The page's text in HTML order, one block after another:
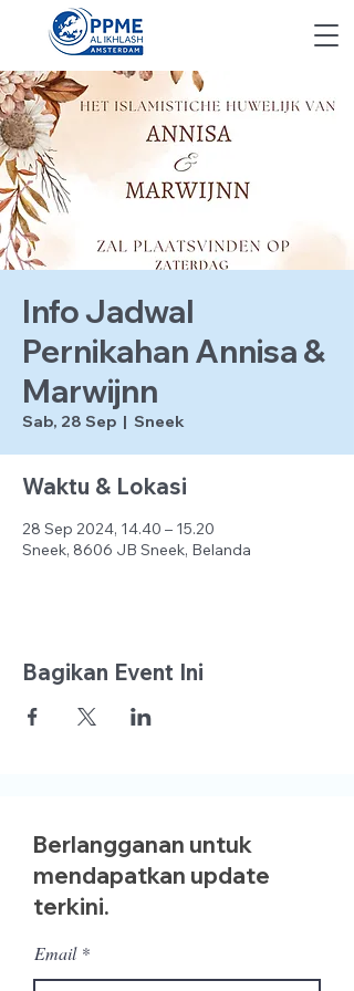
Info Jadwal
Pernikahan Annisa &
Marwijnn
Sab, 28 Sep
  |
Sneek
Waktu & Lokasi
28 Sep 2024, 14.40 – 15.20
Sneek, 8606 JB Sneek, Belanda
Bagikan Event Ini
Berlangganan untuk
mendapatkan update
terkini.
Email